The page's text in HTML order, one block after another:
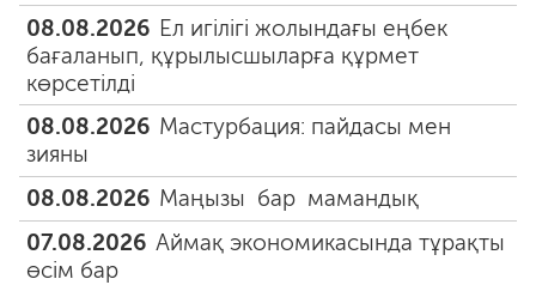
08.08.2026 Ел игілігі жолындағы еңбек
бағаланып, құрылысшыларға құрмет
көрсетілді
08.08.2026 Мастурбация: пайдасы мен
зияны
08.08.2026 Маңызы бар мамандық
07.08.2026 Аймақ экономикасында тұрақты
өсім бар